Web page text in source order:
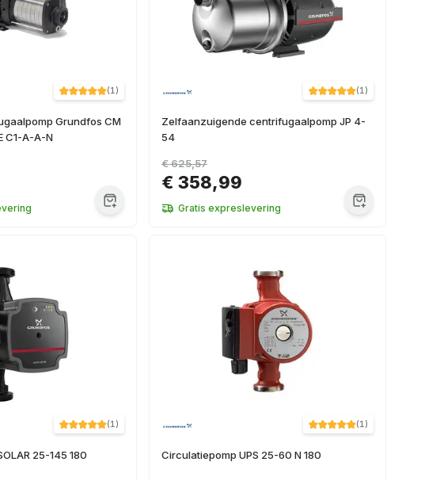
(1)
Grundfos CM
C1-A-A-N
(1)
Zelfaanzuigende centrifugaalpomp JP 4-
54
€ 358,99
€ 625,57
Gratis expreslevering
(1)
25-145 180
(1)
Circulatiepomp UPS 25-60 N 180